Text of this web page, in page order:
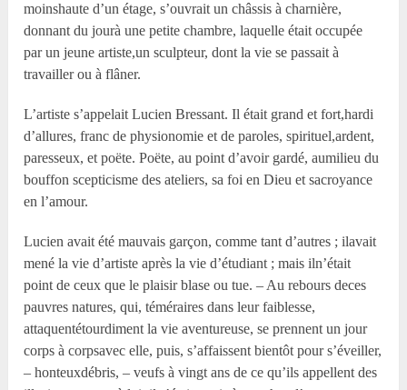
moinshaute d’un étage, s’ouvrait un châssis à charnière,
donnant du jourà une petite chambre, laquelle était occupée
par un jeune artiste,un sculpteur, dont la vie se passait à
travailler ou à flâner.
L’artiste s’appelait Lucien Bressant. Il était grand et fort,hardi
d’allures, franc de physionomie et de paroles, spirituel,ardent,
paresseux, et poëte. Poëte, au point d’avoir gardé, aumilieu du
bouffon scepticisme des ateliers, sa foi en Dieu et sacroyance
en l’amour.
Lucien avait été mauvais garçon, comme tant d’autres ; ilavait
mené la vie d’artiste après la vie d’étudiant ; mais iln’était
point de ceux que le plaisir blase ou tue. – Au rebours deces
pauvres natures, qui, téméraires dans leur faiblesse,
attaquentétourdiment la vie aventureuse, se prennent un jour
corps à corpsavec elle, puis, s’affaissent bientôt pour s’éveiller,
– honteuxdébris, – veufs à vingt ans de ce qu’ils appellent des